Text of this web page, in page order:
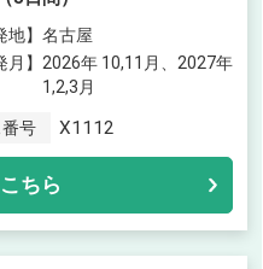
地】 名古屋
月】 2026年 10,11月、2027年
1,2,3月
号 X1112
ちら